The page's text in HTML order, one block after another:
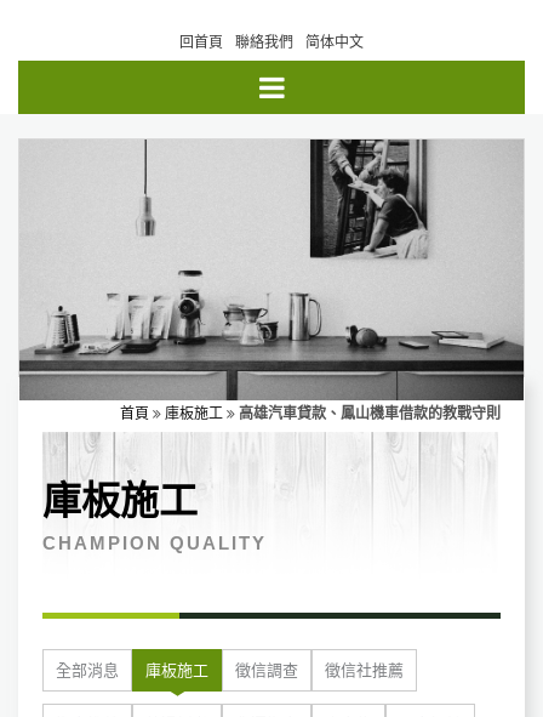
回首頁 聯絡我們 简体中文
首頁 庫板施工 高雄汽車貸款、鳳山機車借款的教戰守則
庫板施工
CHAMPION QUALITY
全部消息 庫板施工 徵信調查 徵信社推薦